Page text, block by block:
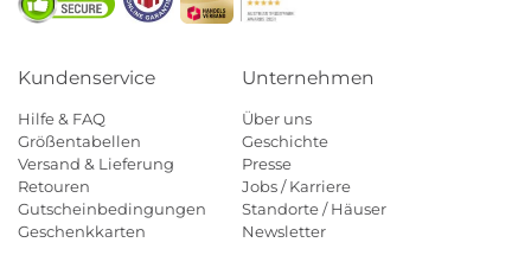
Kundenservice
Hilfe & FAQ
Größentabellen
Versand & Lieferung
Retouren
Gutscheinbedingungen
Geschenkkarten
Unternehmen
Über uns
Geschichte
Presse
Jobs / Karriere
Standorte / Häuser
Newsletter